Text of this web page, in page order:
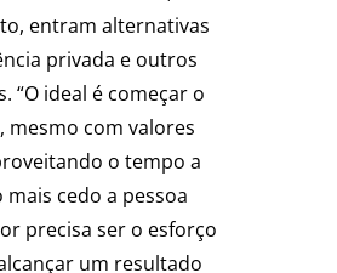
entram alternativas
privada e outros
“O ideal é começar o
mesmo com valores
o tempo a
cedo a pessoa
precisa ser o esforço
um resultado